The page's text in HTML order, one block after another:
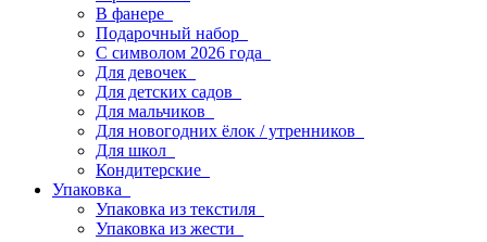
В фанере
Подарочный набор
С символом 2026 года
Для девочек
Для детских садов
Для мальчиков
Для новогодних ёлок / утренников
Для школ
Кондитерские
Упаковка
Упаковка из текстиля
Упаковка из жести